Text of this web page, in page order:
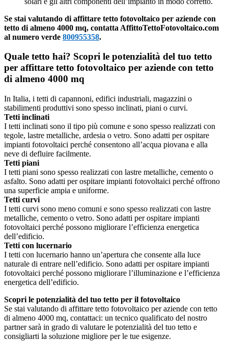
Se stai valutando di affittare tetto fotovoltaico per aziende con
tetto di almeno 4000 mq, contatta AffittoTettoFotovoltaico.com
al numero verde 800955358.
Quale tetto hai? Scopri le potenzialità del tuo tetto
per affittare tetto fotovoltaico per aziende con tetto
di almeno 4000 mq
In Italia, i tetti di capannoni, edifici industriali, magazzini o
stabilimenti produttivi sono spesso inclinati, piani o curvi.
Tetti inclinati
I tetti inclinati sono il tipo più comune e sono spesso realizzati con
tegole, lastre metalliche, ardesia o vetro. Sono adatti per ospitare
impianti fotovoltaici perché consentono all’acqua piovana e alla
neve di defluire facilmente.
Tetti piani
I tetti piani sono spesso realizzati con lastre metalliche, cemento o
asfalto. Sono adatti per ospitare impianti fotovoltaici perché offrono
una superficie ampia e uniforme.
Tetti curvi
I tetti curvi sono meno comuni e sono spesso realizzati con lastre
metalliche, cemento o vetro. Sono adatti per ospitare impianti
fotovoltaici perché possono migliorare l’efficienza energetica
dell’edificio.
Tetti con lucernario
I tetti con lucernario hanno un’apertura che consente alla luce
naturale di entrare nell’edificio. Sono adatti per ospitare impianti
fotovoltaici perché possono migliorare l’illuminazione e l’efficienza
energetica dell’edificio.
Scopri le potenzialità del tuo tetto per il fotovoltaico
Se stai valutando di affittare tetto fotovoltaico per aziende con tetto
di almeno 4000 mq, contattaci: un tecnico qualificato del nostro
partner sarà in grado di valutare le potenzialità del tuo tetto e
consigliarti la soluzione migliore per le tue esigenze.